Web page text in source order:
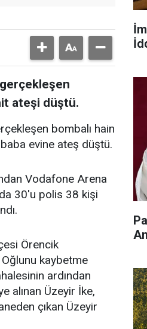
ateşi düştü.
bombalı hain
evine ateş düştü.
Vodafone Arena
30'u polis 38 kişi
Örencik
Oğlunu kaybetme
ardından
alınan Üzeyir İke,
çıkan Üzeyir